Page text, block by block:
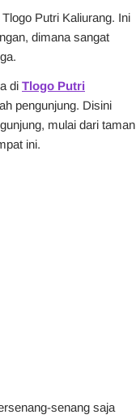
Putri Kaliurang. Ini
dimana sangat
di Tlogo Putri
pengunjung. Disini
mulai dari taman
ini.
senang saja